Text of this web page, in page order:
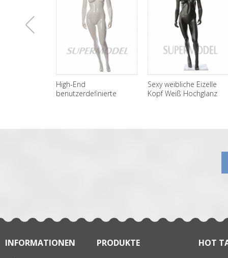
Sexy weibliche Eizelle
Kopf Weiß Hochglanz
Großhandel heißer
Verkauf Sexy Big Butt
INFORMATIONEN PRODUKTE HOT